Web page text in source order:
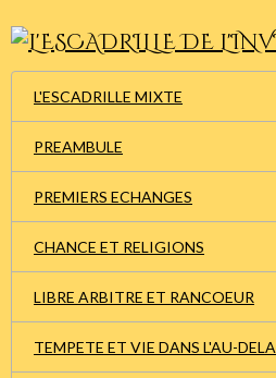
L'ESCADRILLE MIXTE
PREAMBULE
PREMIERS ECHANGES
CHANCE ET RELIGIONS
LIBRE ARBITRE ET RANCOEUR
TEMPETE ET VIE DANS L'AU-DELA